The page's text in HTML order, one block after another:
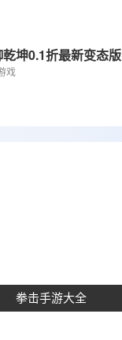
坤0.1折最新变态版
戏
拳击手游大全